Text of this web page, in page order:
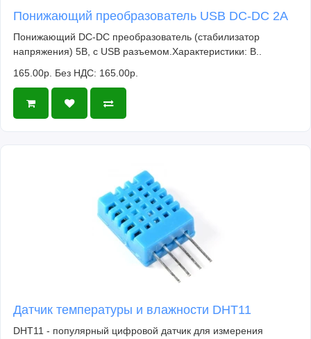
Понижающий преобразователь USB DC-DC 2A
Понижающий DC-DC преобразователь (стабилизатор
напряжения) 5В, с USB разъемом.Характеристики: В..
165.00р. Без НДС: 165.00р.
Датчик температуры и влажности DHT11
DHT11 - популярный цифровой датчик для измерения